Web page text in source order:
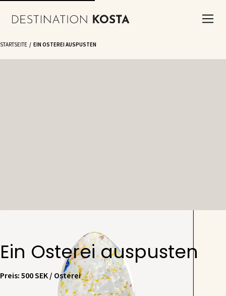
STARTSEITE EIN OSTEREI AUSPUSTEN
Ein Osterei auspusten
Preis: 500 SEK / Osterei